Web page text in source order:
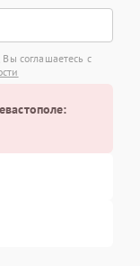
соглашаетесь с